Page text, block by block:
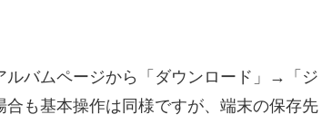
ルバムページから「ダウンロード」→「ジ
も基本操作は同様ですが、端末の保存先